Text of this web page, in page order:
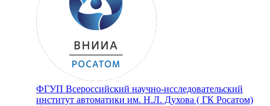
ФГУП Всероссийский научно-исследовательский
институт автоматики им. Н.Л. Духова ( ГК Росатом)